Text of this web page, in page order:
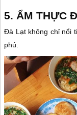
5. ẨM THỰC
Đà Lạt không chỉ nổi
phú.